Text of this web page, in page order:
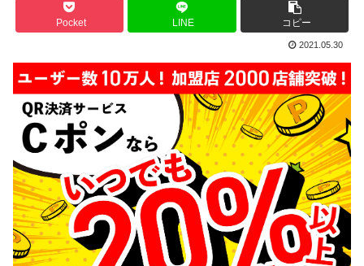
Pocket LINE コピー
2021.05.30